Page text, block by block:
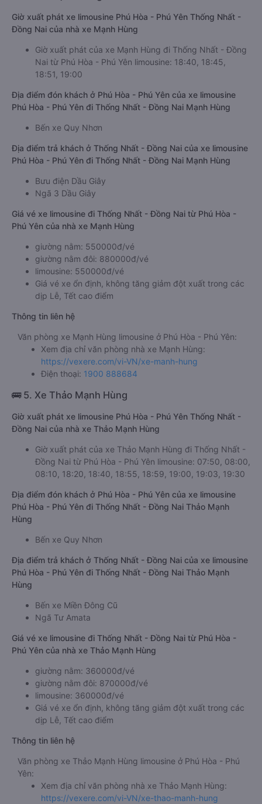
Giờ xuất phát xe limousine Phú Hòa - Phú Yên Thống Nhất -
Đồng Nai của nhà xe Mạnh Hùng
Giờ xuất phát của xe Mạnh Hùng đi Thống Nhất - Đồng
Nai từ Phú Hòa - Phú Yên limousine: 18:40, 18:45,
18:51, 19:00
Địa điểm đón khách ở Phú Hòa - Phú Yên của xe limousine
Phú Hòa - Phú Yên đi Thống Nhất - Đồng Nai Mạnh Hùng
Bến xe Quy Nhơn
Địa điểm trả khách ở Thống Nhất - Đồng Nai của xe limousine
Phú Hòa - Phú Yên đi Thống Nhất - Đồng Nai Mạnh Hùng
Bưu điện Dầu Giây
Ngã 3 Dầu Giây
Giá vé xe limousine đi Thống Nhất - Đồng Nai từ Phú Hòa -
Phú Yên của nhà xe Mạnh Hùng
giường nằm: 550000đ/vé
giường nằm đôi: 880000đ/vé
limousine: 550000đ/vé
Giá vé xe ổn định, không tăng giảm đột xuất trong các
dịp Lễ, Tết cao điểm
Thông tin liên hệ
Văn phòng xe Mạnh Hùng limousine ở Phú Hòa - Phú Yên:
Xem địa chỉ văn phòng nhà xe Mạnh Hùng:
https://vexere.com/vi-VN/xe-manh-hung
Điện thoại: 1900 888684
🚌 5. Xe Thảo Mạnh Hùng
Giờ xuất phát xe limousine Phú Hòa - Phú Yên Thống Nhất -
Đồng Nai của nhà xe Thảo Mạnh Hùng
Giờ xuất phát của xe Thảo Mạnh Hùng đi Thống Nhất -
Đồng Nai từ Phú Hòa - Phú Yên limousine: 07:50, 08:00,
08:10, 18:20, 18:40, 18:55, 18:59, 19:00, 19:03, 19:30
Địa điểm đón khách ở Phú Hòa - Phú Yên của xe limousine
Phú Hòa - Phú Yên đi Thống Nhất - Đồng Nai Thảo Mạnh
Hùng
Bến xe Quy Nhơn
Địa điểm trả khách ở Thống Nhất - Đồng Nai của xe limousine
Phú Hòa - Phú Yên đi Thống Nhất - Đồng Nai Thảo Mạnh
Hùng
Bến xe Miền Đông Cũ
Ngã Tư Amata
Giá vé xe limousine đi Thống Nhất - Đồng Nai từ Phú Hòa -
Phú Yên của nhà xe Thảo Mạnh Hùng
giường nằm: 360000đ/vé
giường nằm đôi: 870000đ/vé
limousine: 360000đ/vé
Giá vé xe ổn định, không tăng giảm đột xuất trong các
dịp Lễ, Tết cao điểm
Thông tin liên hệ
Văn phòng xe Thảo Mạnh Hùng limousine ở Phú Hòa - Phú
Yên:
Xem địa chỉ văn phòng nhà xe Thảo Mạnh Hùng:
https://vexere.com/vi-VN/xe-thao-manh-hung